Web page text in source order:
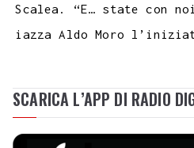
Scalea. “E… state con
iazza Aldo Moro
SCARICA L’APP DI RADIO